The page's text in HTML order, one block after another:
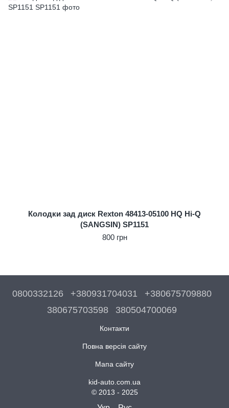
Колодки зад диск Rexton 48413-05100 HQ Hi-Q
(SANGSIN) SP1151
800 грн
0800332126 +380931704031
+380675709880
380675703598
380504700069
Контакти
Повна версія сайту
Мапа сайту
kid-auto.com.ua
© 2013 - 2025